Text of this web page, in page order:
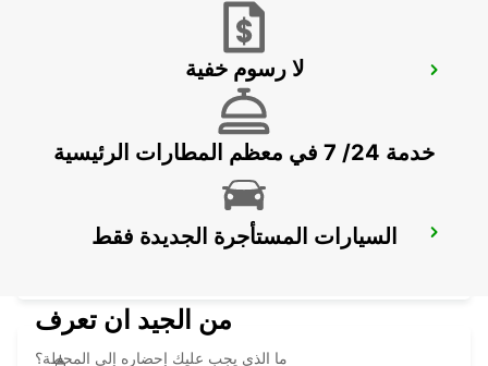
FUERTEVENTURA AIRPORT
PUERTO DEL ROSARIO - SPAIN
LANZAROTE AIRPORT
لا رسوم خفية
خدمة 24/ 7 في معظم المطارات الرئيسية
السيارات المستأجرة الجديدة فقط
من الجيد ان تعرف
ما الذي يجب عليك إحضاره إلى المحطة؟